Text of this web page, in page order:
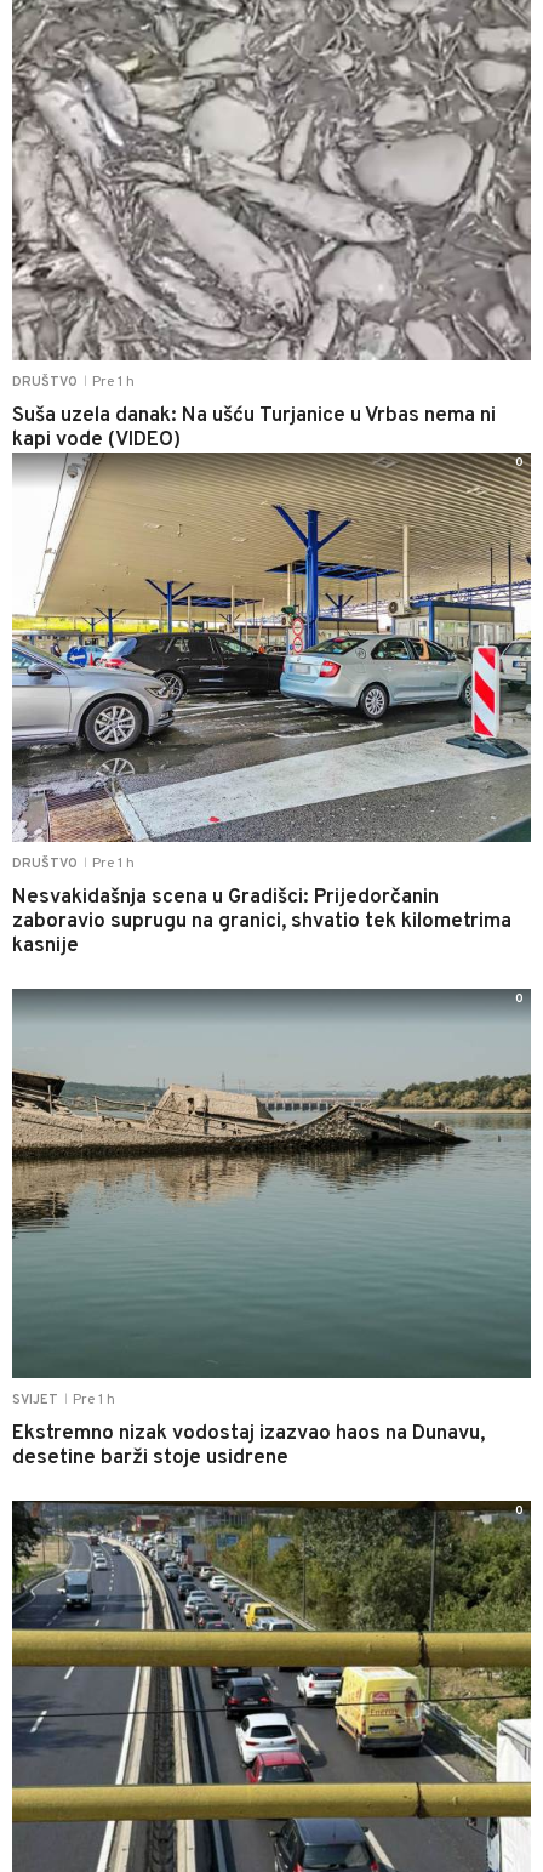
DRUŠTVO Pre 1 h
Suša uzela danak: Na ušću Turjanice u Vrbas nema ni
kapi vode (VIDEO)
DRUŠTVO Pre 1 h
Nesvakidašnja scena u Gradišci: Prijedorčanin
zaboravio suprugu na granici, shvatio tek kilometrima
kasnije
0
SVIJET Pre 1 h
Ekstremno nizak vodostaj izazvao haos na Dunavu,
desetine barži stoje usidrene
0
0